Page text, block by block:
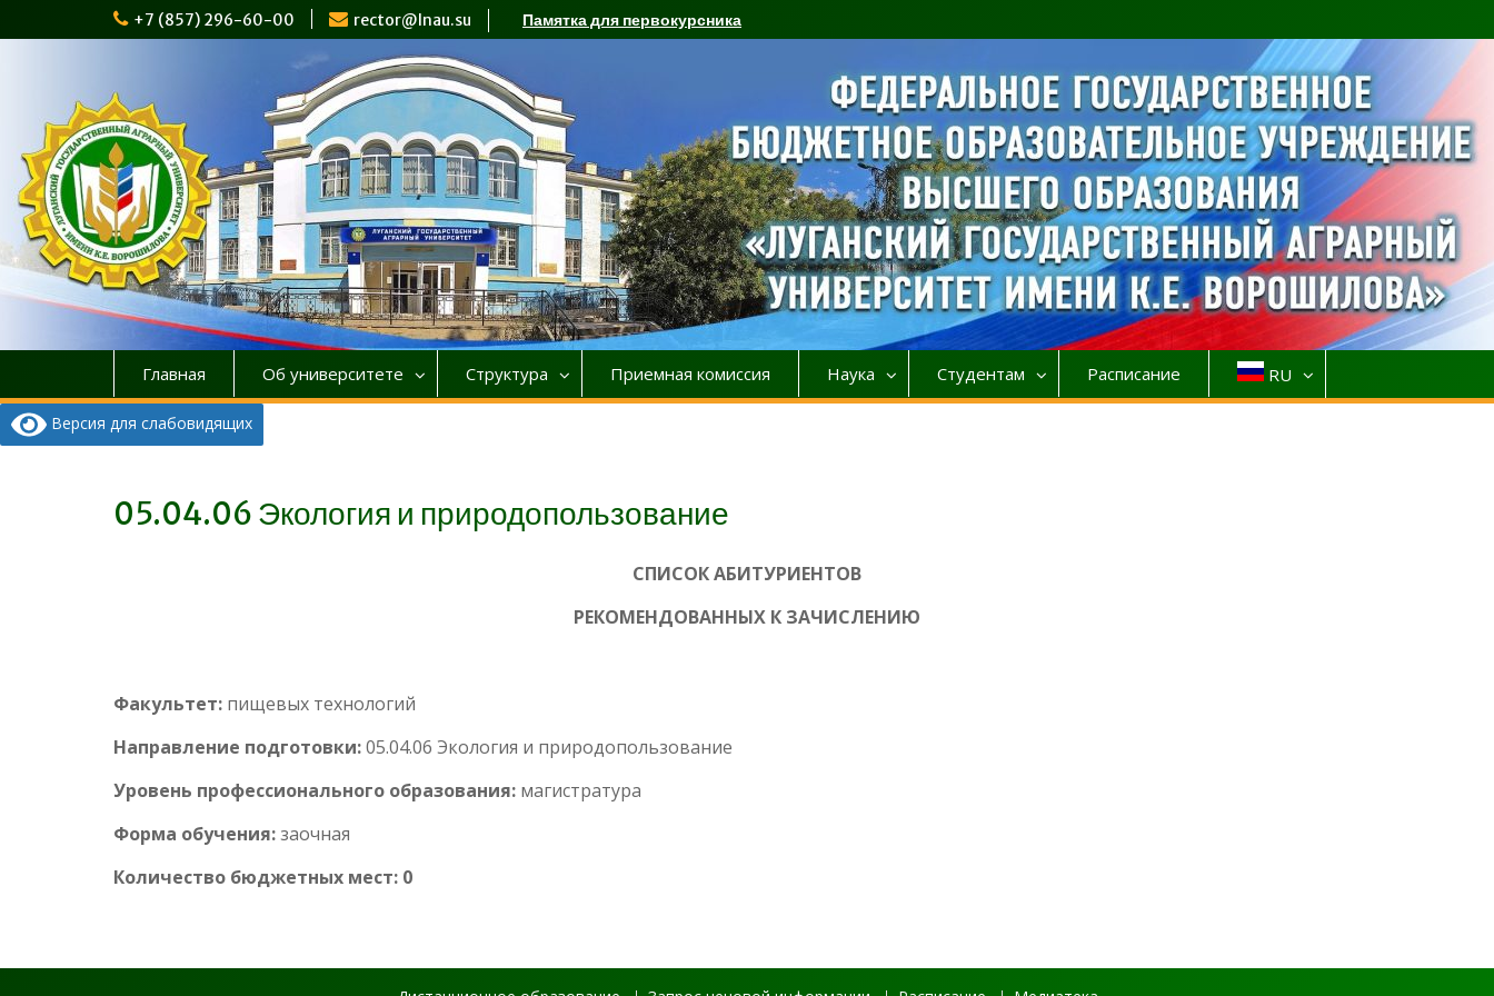
к
+7 (857) 296-60-00 rector@lnau.su Памятка для первокурсника
Главная Об университете Структура Приемная комиссия Наука Студентам Расписание RU
Версия для слабовидящих
05.04.06 Экология и природопользование
СПИСОК АБИТУРИЕНТОВ
РЕКОМЕНДОВАННЫХ К ЗАЧИСЛЕНИЮ
Факультет: пищевых технологий
Направление подготовки:05.04.06 Экология и природопользование
Уровень профессионального образования: магистратура
Форма обучения:заочная
Количество бюджетных мест: 0